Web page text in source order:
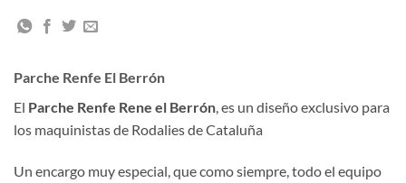
Parche Renfe El Berrón
El Parche Renfe Rene el Berrón, es un diseño exclusivo para
los maquinistas de Rodalies de Cataluña
Un encargo muy especial, que como siempre, todo el equipo